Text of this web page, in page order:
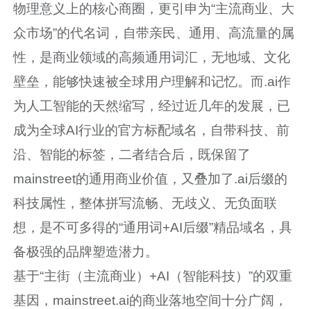
物理意义上的核心商圈，更引申为“主流商业、大
众市场”的代名词，自带亲民、通用、高流量的属
性，是商业领域的高频通用词汇，无地域、文化
壁垒，能够快速被全球用户理解和记忆。而.ai作
为人工智能的天然缩写，经过近几年的发展，已
成为全球AI行业的官方标配域名，自带科技、前
沿、智能的标签，二者结合后，既保留了
mainstreet的通用商业价值，又叠加了.ai后缀的
科技属性，整体拼写流畅、无歧义、无负面联
想，是不可多得的“通用词+AI后缀”精品域名，具
备极强的品牌塑造潜力。
基于“主街（主流商业）+AI（智能科技）”的双重
基因，mainstreet.ai的商业落地空间十分广阔，